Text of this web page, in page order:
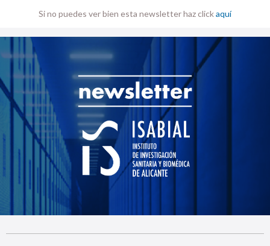
Si no puedes ver bien esta newsletter haz clickaquí